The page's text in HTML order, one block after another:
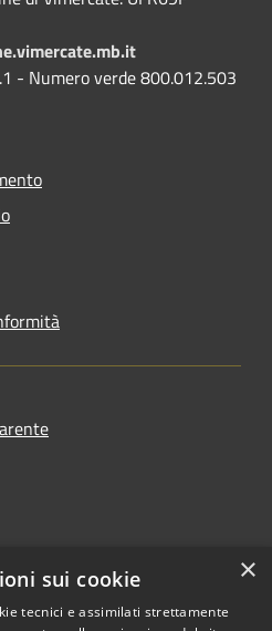
- Numero verde 800.012.503
×
sui cookie
tecnici e assimilati strettamente